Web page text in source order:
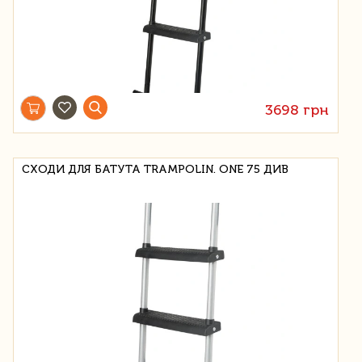
3698 грн
СХОДИ ДЛЯ БАТУТА TRAMPOLIN. ONE 75 ДИВ